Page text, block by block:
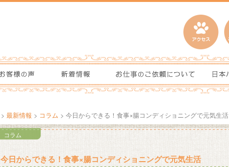
> 最新情報 > コラム > 今日からできる！食事×腸コンディショニングで元気生活
コラム
今日からできる！食事×腸コンディショニングで元気生活